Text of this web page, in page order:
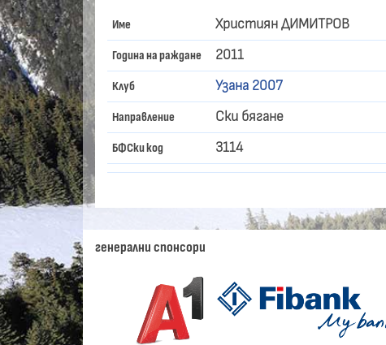
Име Християн ДИМИТРОВ
Година на раждане 2011
Клуб Узана 2007
Направление Ски бягане
БФСки код 3114
генерални спонсори